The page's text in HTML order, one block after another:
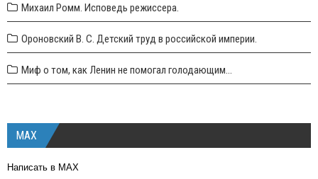
Михаил Ромм. Исповедь режиссера.
Ороновский В. С. Детский труд в российской империи.
Миф о том, как Ленин не помогал голодающим...
MAX
Написать в MAX